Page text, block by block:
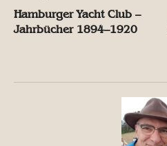
Hamburger Yacht Club –
Jahrbücher 1894–1920